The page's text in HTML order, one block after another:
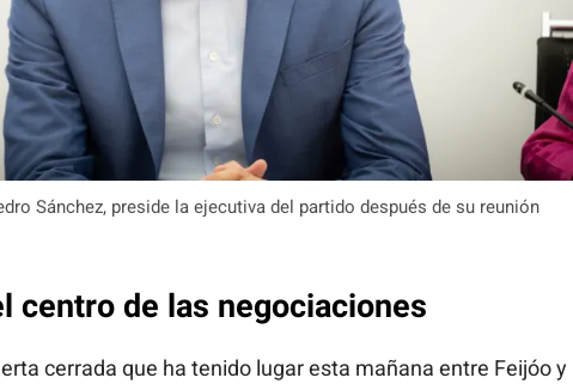
Sánchez, preside la ejecutiva del partido después de su reunión
centro de las negociaciones
cerrada que ha tenido lugar esta mañana entre Feijóo y